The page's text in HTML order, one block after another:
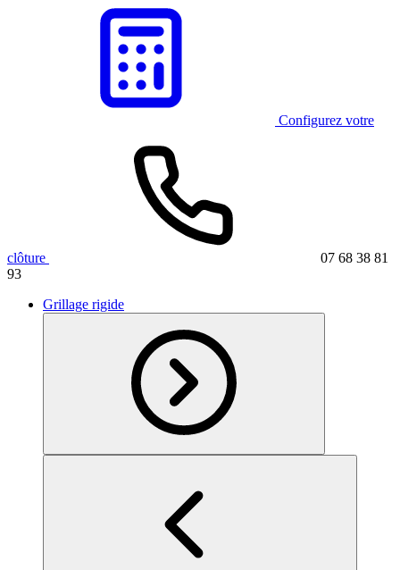
Configurez votre
clôture
07 68 38 81
93
Grillage rigide